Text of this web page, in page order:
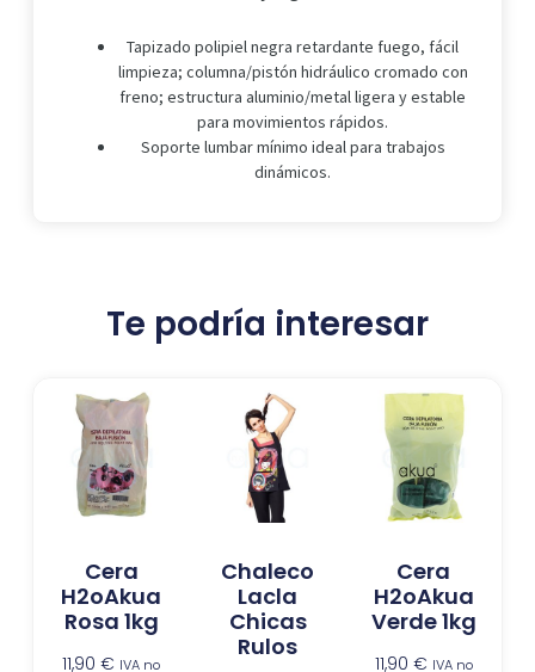
Tapizado polipiel negra retardante fuego, fácil
limpieza; columna/pistón hidráulico cromado con
freno; estructura aluminio/metal ligera y estable
para movimientos rápidos.
Soporte lumbar mínimo ideal para trabajos
dinámicos.
Te podría interesar
Cera
H2oAkua
Rosa 1kg
11,90€ IVA no
Chaleco
Lacla
Chicas
Rulos
Cera
H2oAkua
Verde 1kg
11,90 € IVA no